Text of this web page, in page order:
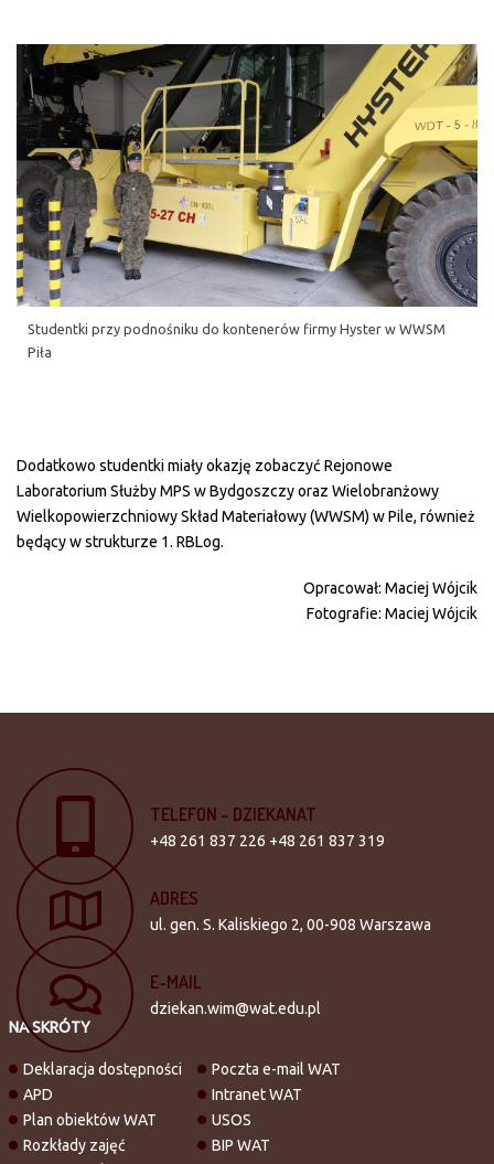
Studentki przy podnośniku do kontenerów firmy Hyster w WWSM
Piła
Dodatkowo studentki miały okazję zobaczyć Rejonowe
Laboratorium Służby MPS w Bydgoszczy oraz Wielobranżowy
Wielkopowierzchniowy Skład Materiałowy (WWSM) w Pile, również
będący w strukturze 1. RBLog.
Opracował: Maciej Wójcik
Fotografie: Maciej Wójcik
TELEFON – DZIEKANAT
+48 261 837 226 +48 261 837 319
ADRES
ul. gen. S. Kaliskiego 2, 00-908 Warszawa
E-MAIL
dziekan.wim@wat.edu.pl
NA SKRÓTY
Deklaracja dostępności
APD
Plan obiektów WAT
Rozkłady zajęć
Poczta e-mail WAT
Intranet WAT
USOS
BIP WAT